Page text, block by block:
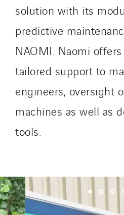
solution with its
predictive
NAOMI. Naomi
tailored support to
engineers, oversight
machines as well as
tools.
Sotécnica
SparkEx®
STE Armor
Strasser
Stroomverdeler
Sylvestre Energies
TelComTec
Telematic Solutions
TG Concept
Top Thermique
TranzCom
Travesset Beziers